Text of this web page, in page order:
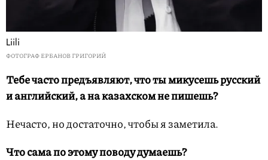
Liili
ФОТОГРАФ ЕРБАНОВ ГРИГОРИЙ
Тебе часто предъявляют, что ты микусешь русский
и английский, а на казахском не пишешь?
Нечасто, но достаточно, чтобы я заметила.
Что сама по этому поводу думаешь?